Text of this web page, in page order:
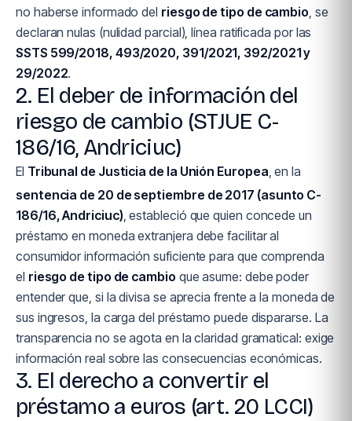
no haberse informado del riesgo de tipo de cambio, se
declaran nulas (nulidad parcial), línea ratificada por las
SSTS 599/2018, 493/2020, 391/2021, 392/2021 y
29/2022.
2. El deber de información del
riesgo de cambio (STJUE C-
186/16, Andriciuc)
El Tribunal de Justicia de la Unión Europea, en la
sentencia de 20 de septiembre de 2017 (asunto C-
186/16, Andriciuc), estableció que quien concede un
préstamo en moneda extranjera debe facilitar al
consumidor información suficiente para que comprenda
el riesgo de tipo de cambio que asume: debe poder
entender que, si la divisa se aprecia frente a la moneda de
sus ingresos, la carga del préstamo puede dispararse. La
transparencia no se agota en la claridad gramatical: exige
información real sobre las consecuencias económicas.
3. El derecho a convertir el
préstamo a euros (art. 20 LCCI)